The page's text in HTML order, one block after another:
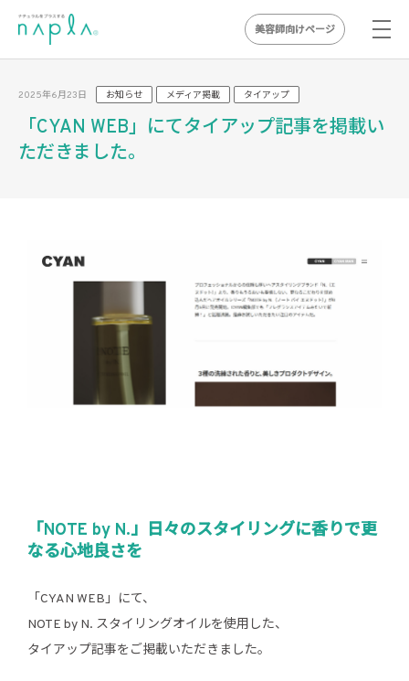
content
美容師向けページ
2025年6月23日 お知らせ メディア掲載 タイアップ
「CYAN WEB」にてタイアップ記事を掲載い
ただきました。
「NOTE by N.」日々のスタイリングに香りで更
なる心地良さを
「CYAN WEB」にて、
NOTE by N. スタイリングオイルを使用した、
タイアップ記事をご掲載いただきました。